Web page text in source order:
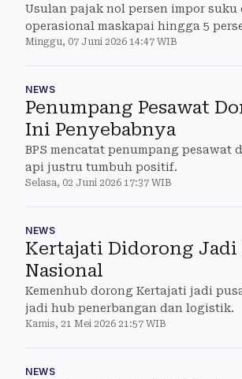
Usulan pajak nol persen impor
operasional maskapai hingga 5
Minggu, 07 Juni 2026 14:47 WIB
NEWS
Penumpang Pesawat
Ini Penyebabnya
BPS mencatat penumpang pesawat
api justru tumbuh positif.
Selasa, 02 Juni 2026 17:37 WIB
NEWS
Kertajati Didorong Jadi
Nasional
Kemenhub dorong Kertajati jadi
jadi hub penerbangan dan logistik.
Kamis, 21 Mei 2026 21:57 WIB
NEWS